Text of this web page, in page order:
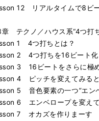
12 リアルタイムで8ビ
テクノ／ハウス系“4つ打
1 4つ打ちとは？
2 4つ打ちを16ビート化
3 16ビートをさらに極
4 ピッチを変えてみる
5 音色要素の一つ“エン
6 エンベロープを変えて
7 オカズを作りまーす